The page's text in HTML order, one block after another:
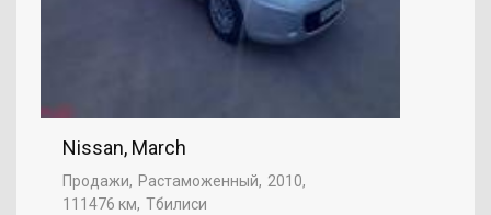
Nissan, March
Продажи Растаможенный
2010
111476 км Тбилиси